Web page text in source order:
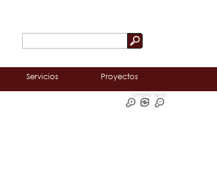
de
Servicios Proyectos
Tamaño Texto